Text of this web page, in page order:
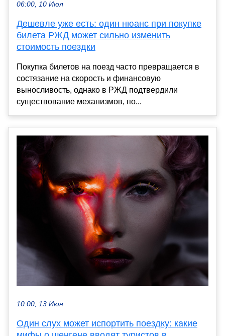
06:00, 10 Июл
Дешевле уже есть: один нюанс при покупке
билета РЖД может сильно изменить
стоимость поездки
Покупка билетов на поезд часто превращается в
состязание на скорость и финансовую
выносливость, однако в РЖД подтвердили
существование механизмов, по...
10:00, 13 Июн
Один слух может испортить поездку: какие